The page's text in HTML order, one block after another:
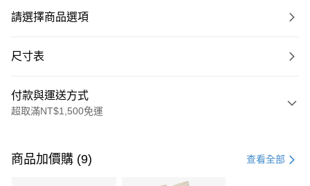
請選擇商品選項
尺寸表
付款與運送方式
超取滿NT$1,500免運
信用卡一次付款
商品加價購 (9) 查看全部